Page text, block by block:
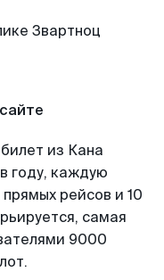
из Кана
году, каждую
рейсов и 10
самая
9000